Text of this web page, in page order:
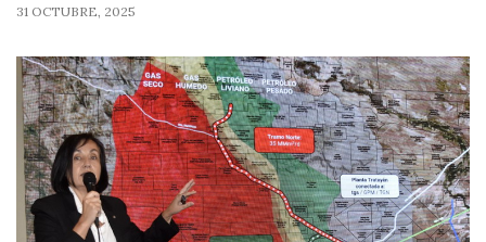
31 OCTUBRE, 2025